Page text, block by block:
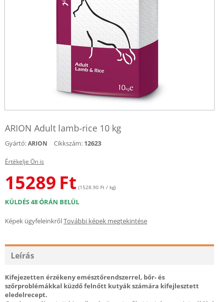
ARION Adult lamb-rice 10 kg
Gyártó:ARION Cikkszám: 12623
Értékelje Ön is
15289 Ft (1528.90 Ft / kg)
KÜLDÉS 48 ÓRÁN BELÜL
Képek ügyfeleinkrőlTovábbi képek megtekintése
Leírás
Kifejezetten érzékeny emésztőrendszerrel, bőr- és
szőrproblémákkal küzdő felnőtt kutyák számára kifejlesztett
eledelrecept.